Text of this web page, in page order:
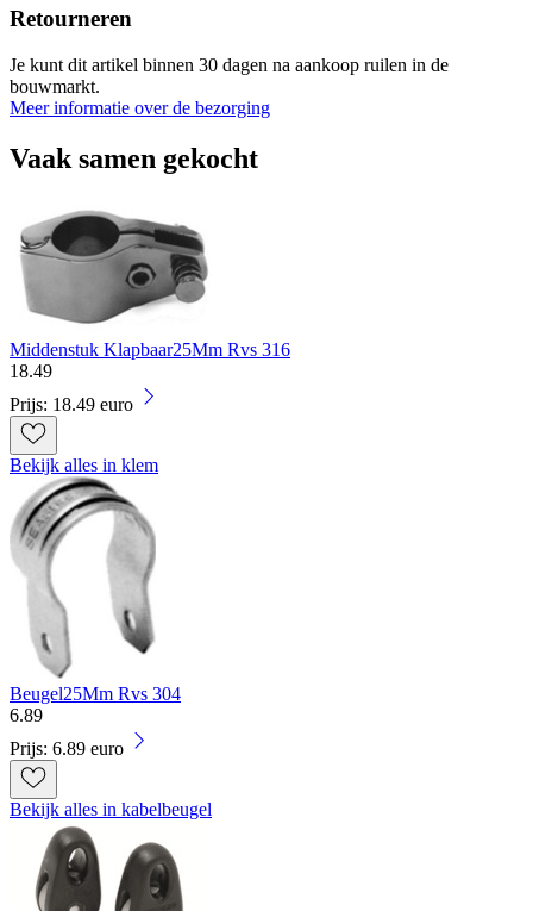
Retourneren
Je kunt dit artikel binnen 30 dagen na aankoop ruilen in de
bouwmarkt.
Meer informatie over de bezorging
Vaak samen gekocht
Middenstuk Klapbaar25Mm Rvs 316
18.49
Prijs: 18.49 euro
Bekijk alles in klem
Beugel25Mm Rvs 304
6.89
Prijs: 6.89 euro
Bekijk alles in kabelbeugel